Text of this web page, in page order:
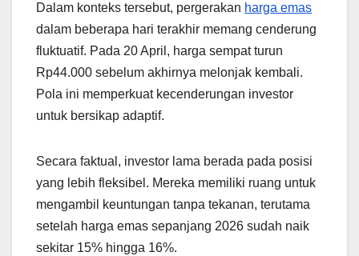
Dalam konteks tersebut, pergerakan harga emas
dalam beberapa hari terakhir memang cenderung
fluktuatif. Pada 20 April, harga sempat turun
Rp44.000 sebelum akhirnya melonjak kembali.
Pola ini memperkuat kecenderungan investor
untuk bersikap adaptif.
Secara faktual, investor lama berada pada posisi
yang lebih fleksibel. Mereka memiliki ruang untuk
mengambil keuntungan tanpa tekanan, terutama
setelah harga emas sepanjang 2026 sudah naik
sekitar 15% hingga 16%.